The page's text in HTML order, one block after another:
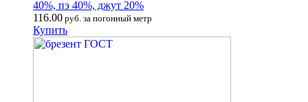
40%, пэ 40%, джут 20%
116.00 руб. за погонный метр
Купить